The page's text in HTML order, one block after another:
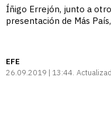
Íñigo Errejón, junto a
presentación de Más
EFE
26.09.2019 | 13:44